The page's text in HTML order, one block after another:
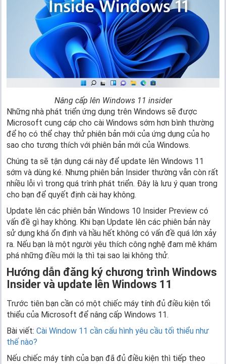
Nâng cấp lên Windows 11 insider
Những nhà phát triển ứng dụng trên Windows sẽ được
Microsoft cung cáp cho cài Windows sớm hơn bình thường
để họ có thể chạy thử phiên bản mới của ứng dụng của họ
sao cho tương thích với phiên bản mới của Windows.
Chúng ta sẽ tận dụng cái này để update lên Windows 11
sớm và dùng ké. Nhưng phiên bản Insider thường vẫn còn rất
nhiều lỗi vì trong quá trình phát triển. Đây là lưu ý quan trong
cho bạn để quyết định cài hay không.
Update lên các phiên bản Windows 10 Insider Preview có
vấn đề gì hay không. Khi bạn Update lên các phiên bản này
sử dụng khá ổn định và hầu hết không có vấn đề quá lớn xảy
ra. Nếu bạn là một người yêu thích công nghệ đam mê khám
phá những điều mới lạ thì tại sao lại không thử.
Hướng dẫn đăng ký chương trình Windows
Insider và update lên Windows 11
Trước tiên bạn cần có một chiếc máy tính đủ điều kiện tối
thiểu của Microsoft để nâng cấp Windows 11.
Bài viết: Cài Window 11 cần cấu hình yêu cầu tối thiểu như
thế nào?
Nếu chiếc máy tính của bạn đã đủ điều kiện thì tiếp theo